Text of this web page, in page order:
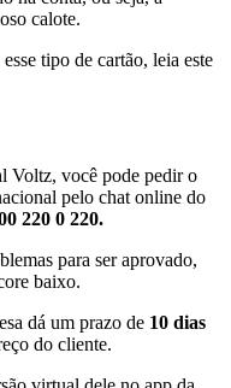
calote.
tipo de cartão, leia este
Voltz, você pode pedir o
pelo chat online do
220 0 220.
para ser aprovado,
baixo.
dá um prazo de 10 dias
do cliente.